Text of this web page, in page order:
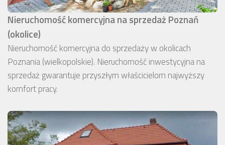
Nieruchomość komercyjna na sprzedaż Poznań
(okolice)
Nieruchomość komercyjna do sprzedaży w okolicach
Poznania (wielkopolskie). Nieruchomość inwestycyjna na
sprzedaż gwarantuje przyszłym właścicielom najwyższy
komfort pracy.